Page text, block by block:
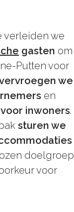
verleiden we
gasten om
Putten voor
we
en
inwoners.
sturen we
doelgroep
voor